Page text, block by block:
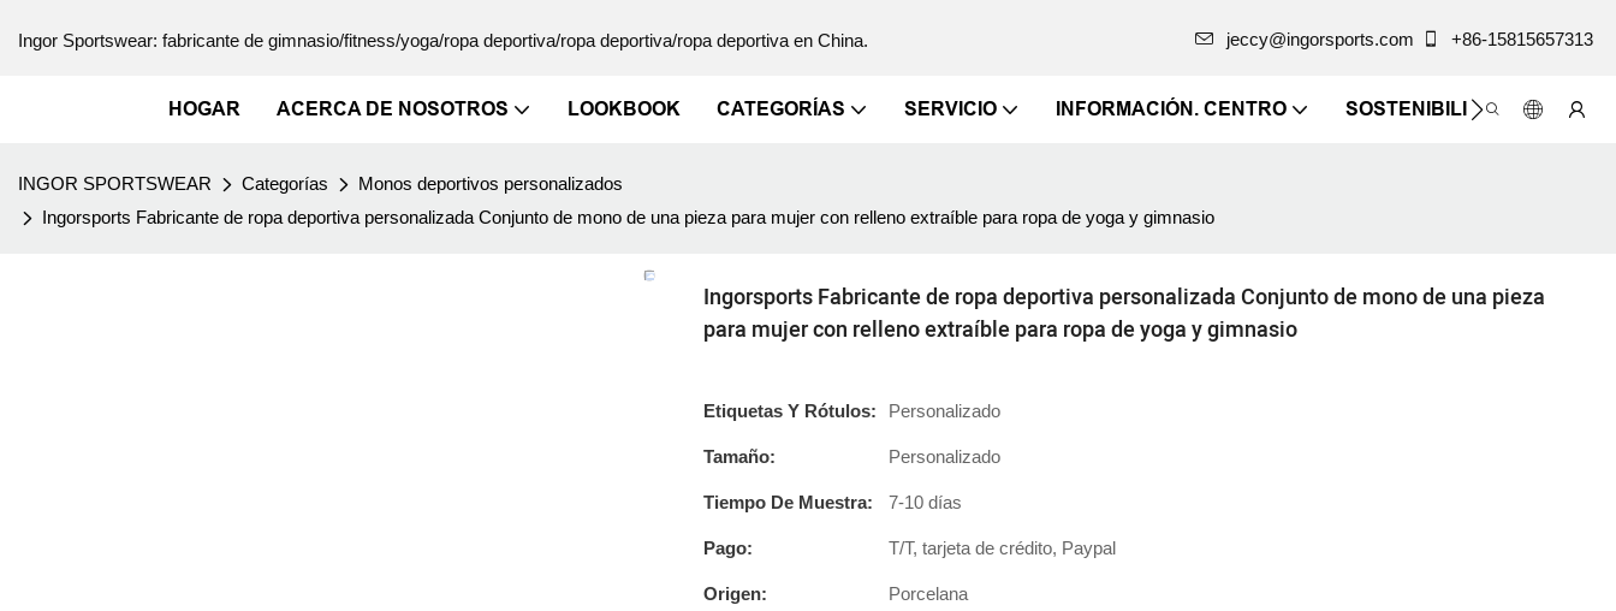
Ingor Sportswear: fabricante de gimnasio/fitness/yoga/ropa deportiva/ropa deportiva/ropa deportiva en China. jeccy@ingorsports.com +86-15815657313
HOGAR ACERCA DE NOSOTROS LOOKBOOK CATEGORÍAS SERVICIO INFORMACIÓN. CENTRO SOSTENIBILIDAD
INGOR SPORTSWEAR Categorías
Monos deportivos personalizados
Ingorsports Fabricante de ropa deportiva personalizada Conjunto de mono de una pieza para mujer con relleno extraíble para ropa de yoga y gimnasio
Ingorsports Fabricante de ropa deportiva personalizada Conjunto de mono de una pieza
para mujer con relleno extraíble para ropa de yoga y gimnasio
Etiquetas Y Rótulos: Personalizado
Tamaño: Personalizado
Tiempo De Muestra: 7-10 días
Pago: T/T, tarjeta de crédito, Paypal
Origen: Porcelana